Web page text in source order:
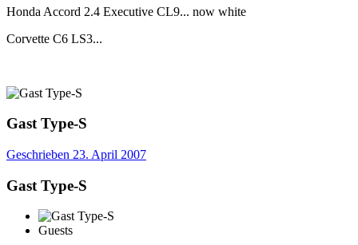
Honda Accord 2.4 Executive CL9... now white
Corvette C6 LS3...
Gast Type-S
Geschrieben 23. April 2007
Gast Type-S
Guests